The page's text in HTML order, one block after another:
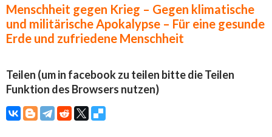
Menschheit gegen Krieg – Gegen klimatische
und militärische Apokalypse – Für eine gesunde
Erde und zufriedene Menschheit
Teilen (um in facebook zu teilen bitte die Teilen
Funktion des Browsers nutzen)